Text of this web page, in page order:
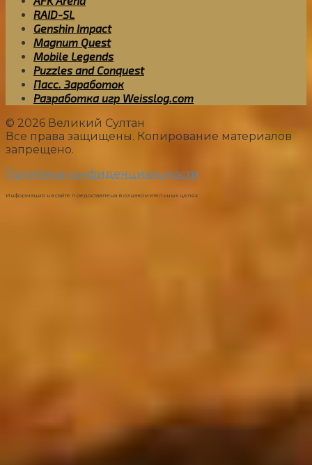
RAID-SL
Genshin Impact
Magnum Quest
Mobile Legends
Puzzles and Conquest
Пасс. Заработок
Разработка игр Weisslog.com
© 2026 Великий Султан
Все права защищены. Копирование материалов
запрещено.
Политика конфиденциальности
Информация на сайте предоставлена в ознакомительных целях.